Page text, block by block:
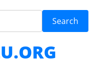
Search